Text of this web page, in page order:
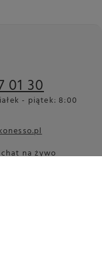
01 30
- piątek: 8:00
na żywo